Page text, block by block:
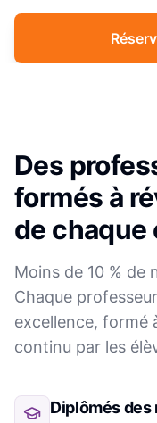
Des
formés à
de chaque
Moins de 10 % de
Chaque
excellence, formé
continu par les
Diplômés